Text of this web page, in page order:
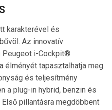
karakterével és
Az innovatív
Peugeot i-Cockpit®
élményét tapasztalhatja meg.
és teljesítmény
a plug-in hybrid, benzin és
pillantásra megdöbbent